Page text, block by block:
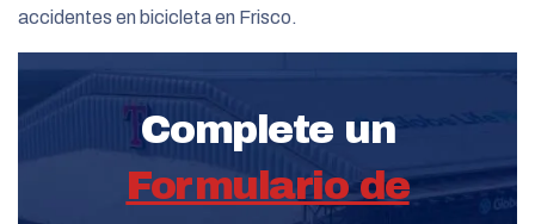
accidentes en bicicleta en Frisco.
Complete un
Formulario de